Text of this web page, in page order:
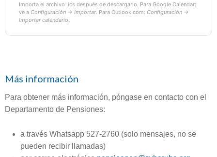
Importa el archivo .ics después de descargarlo. Para Google Calendar:
ve a Configuración → Importar. Para Outlook.com: Configuración →
Importar calendario.
Más información
Para obtener más información, póngase en contacto con el
Departamento de Pensiones:
a través Whatsapp 527-2760 (solo mensajes, no se
pueden recibir llamadas)